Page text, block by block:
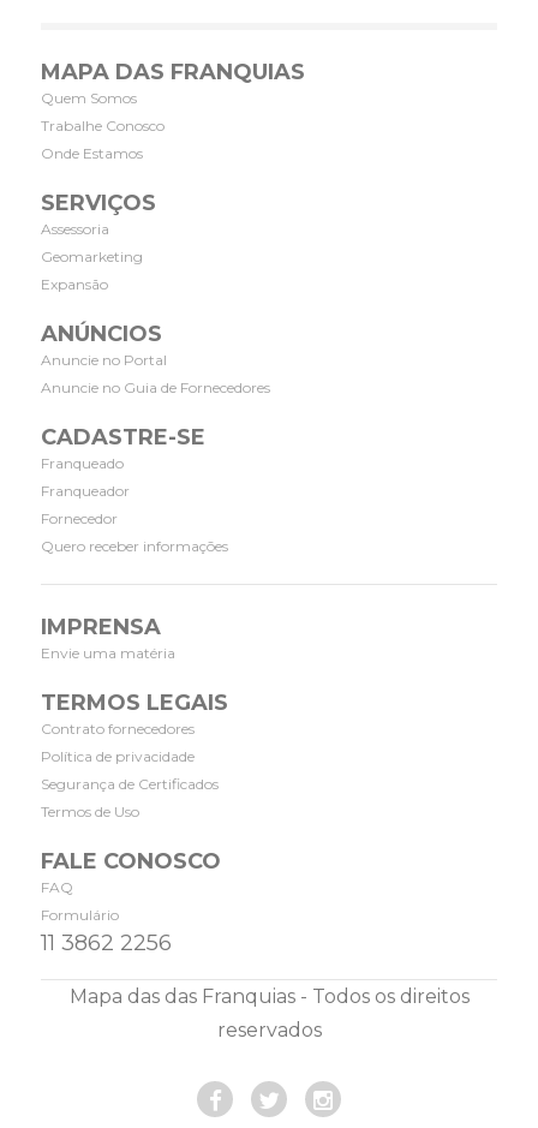
MAPA DAS FRANQUIAS
Quem Somos
Trabalhe Conosco
Onde Estamos
SERVIÇOS
Assessoria
Geomarketing
Expansão
ANÚNCIOS
Anuncie no Portal
Anuncie no Guia de Fornecedores
CADASTRE-SE
Franqueado
Franqueador
Fornecedor
Quero receber informações
IMPRENSA
Envie uma matéria
TERMOS LEGAIS
Contrato fornecedores
Política de privacidade
Segurança de Certificados
Termos de Uso
FALE CONOSCO
FAQ
Formulário
11 3862 2256
Mapa das das Franquias - Todos os direitos
reservados